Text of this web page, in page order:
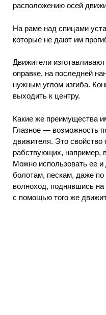
расположению осей
На раме над спицами
которые не дают им
Движители
оправке, на последней
нужным углом изгиба.
выходить к центру.
Какие же преимущества
Глазное — возможность
движителя. Это
рабствующих, например,
Можно использовать ее
болотам, пескам, даже
волноход, поднявшись
с помощью того же